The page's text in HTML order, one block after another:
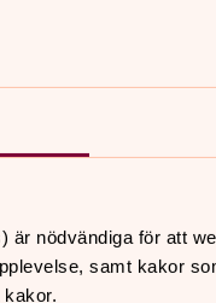
är nödvändiga för att
samt kakor